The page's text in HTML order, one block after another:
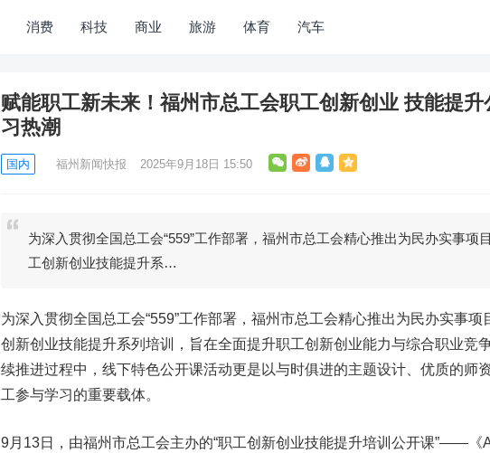
消费 科技 商业 旅游 体育 汽车
赋能职工新未来！福州市总工会职工创新创业 技能提
习热潮
国内 福州新闻快报 2025年9月18日 15:50
为深入贯彻全国总工会“559”工作部署，福州市总工会精心推出为民办实事项
工创新创业技能提升系…
为深入贯彻全国总工会“559”工作部署，福州市总工会精心推出为民办实事项
创新创业技能提升系列培训，旨在全面提升职工创新创业能力与综合职业竞
续推进过程中，线下特色公开课活动更是以与时俱进的主题设计、优质的师
工参与学习的重要载体。
9月13日，由福州市总工会主办的“职工创新创业技能提升培训公开课”——《